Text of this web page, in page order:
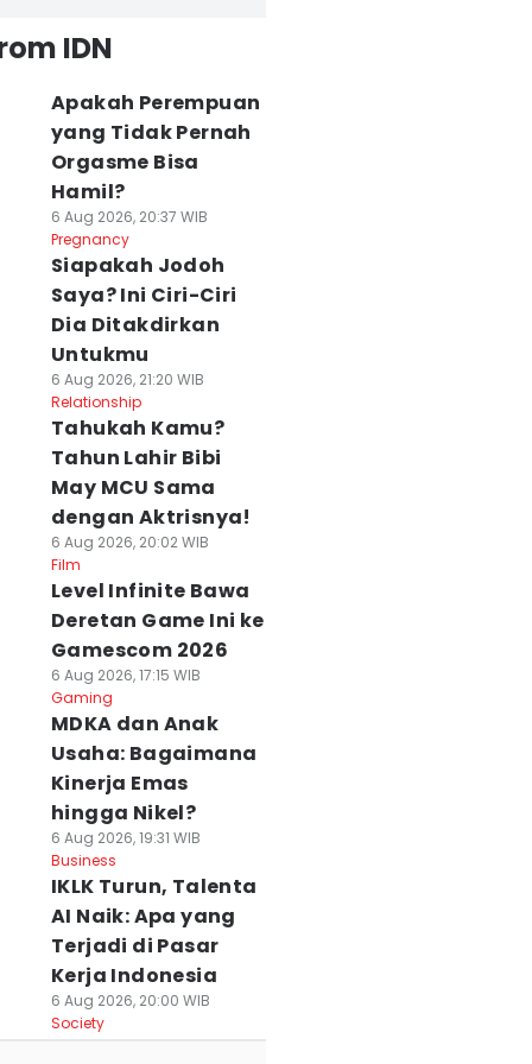
IDN
Apakah Perempuan
yang Tidak Pernah
Orgasme Bisa
Hamil?
6 Aug 2026, 20:37 WIB
Pregnancy
Siapakah Jodoh
Saya? Ini Ciri-Ciri
Dia Ditakdirkan
Untukmu
6 Aug 2026, 21:20 WIB
Relationship
Tahukah Kamu?
Tahun Lahir Bibi
May MCU Sama
dengan Aktrisnya!
6 Aug 2026, 20:02 WIB
Film
Level Infinite Bawa
Deretan Game Ini ke
Gamescom 2026
6 Aug 2026, 17:15 WIB
Gaming
MDKA dan Anak
Usaha: Bagaimana
Kinerja Emas
hingga Nikel?
6 Aug 2026, 19:31 WIB
Business
IKLK Turun, Talenta
AI Naik: Apa yang
Terjadi di Pasar
Kerja Indonesia
6 Aug 2026, 20:00 WIB
Society